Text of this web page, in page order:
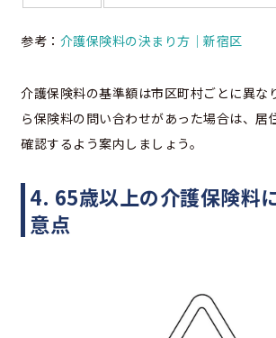
参考： 介護保険料の決まり方｜新宿区
介護保険料の基準額は市区町村ごとに異な
ら保険料の問い合わせがあった場合は、居
確認するよう案内しましょう。
4. 65歳以上の介護保険料
意点